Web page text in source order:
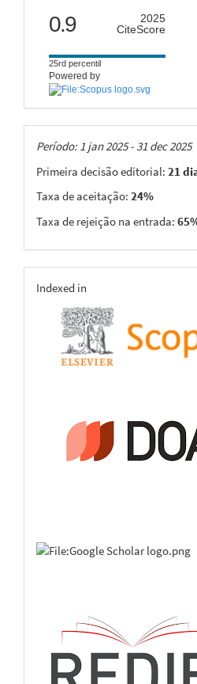
citescore
0.9
2025
CiteScore
25rd percentil
Powered by
Taxas
Período: 1 jan 2025 - 31 dec 2025
Primeira decisão editorial: 21
Taxa de aceitação: 24%
Taxa de rejeição na entrada:
indexing
Indexed in